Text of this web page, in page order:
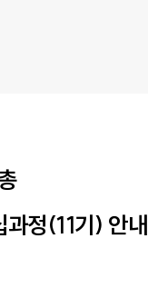
과정(11기) 안내